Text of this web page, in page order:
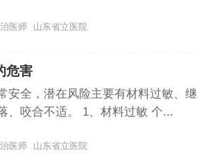
医师 山东省立医院
危害
安全，潜在风险主要有材料过敏、继
、咬合不适。 1、材料过敏 个...
医师 山东省立医院